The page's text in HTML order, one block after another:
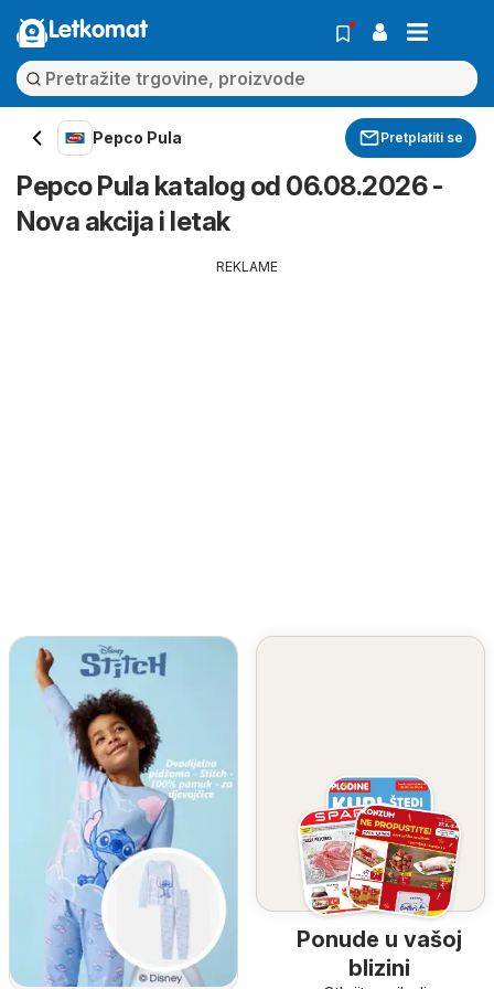
Letkomat
Pepco Pula Pretplatiti se
Pepco Pula katalog od 06.08.2026 -
Nova akcija i letak
REKLAME
Ponude u vašoj
blizini